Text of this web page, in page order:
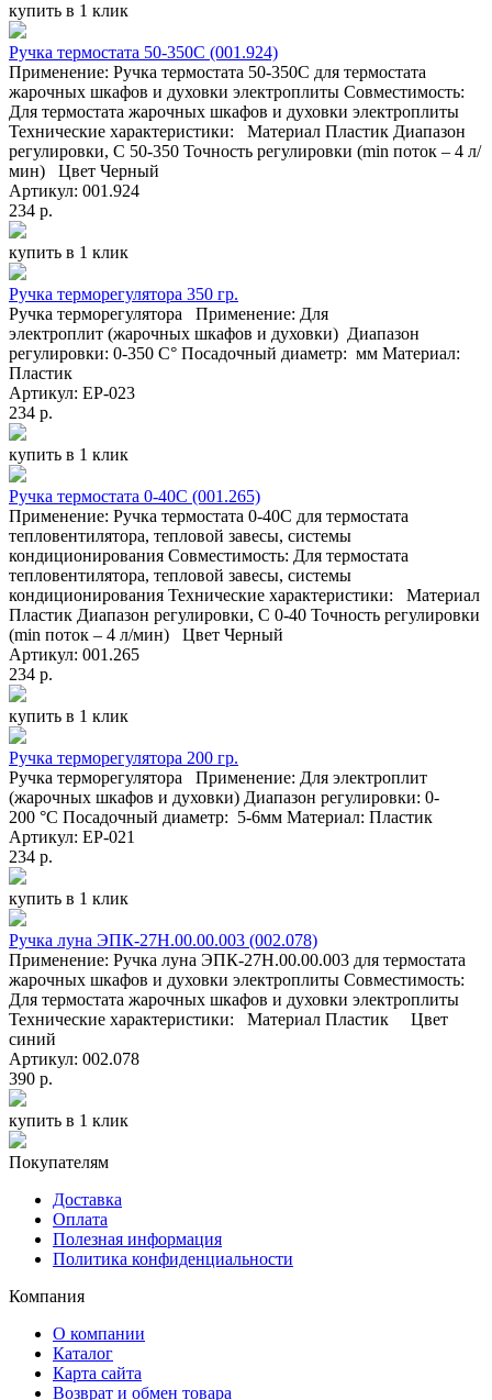
купить в 1 клик
Ручка термостата 50-350С (001.924)
Применение: Ручка термостата 50-350С для термостата
жарочных шкафов и духовки электроплиты Совместимость:
Для термостата жарочных шкафов и духовки электроплиты
Технические характеристики: Материал Пластик Диапазон
регулировки, C 50-350 Точность регулировки (min поток – 4 л/
мин) Цвет Черный
Артикул: 001.924
234 р.
купить в 1 клик
Ручка терморегулятора 350 гр.
Ручка терморегулятора Применение: Для
электроплит (жарочных шкафов и духовки) Диапазон
регулировки: 0-350 C° Посадочный диаметр: мм Материал:
Пластик
Артикул: EP-023
234 р.
купить в 1 клик
Ручка термостата 0-40С (001.265)
Применение: Ручка термостата 0-40С для термостата
тепловентилятора, тепловой завесы, системы
кондиционирования Совместимость: Для термостата
тепловентилятора, тепловой завесы, системы
кондиционирования Технические характеристики: Материал
Пластик Диапазон регулировки, C 0-40 Точность регулировки
(min поток – 4 л/мин) Цвет Черный
Артикул: 001.265
234 р.
купить в 1 клик
Ручка терморегулятора 200 гр.
Ручка терморегулятора Применение: Для электроплит
(жарочных шкафов и духовки) Диапазон регулировки: 0-
200 °C Посадочный диаметр: 5-6мм Материал: Пластик
Артикул: EP-021
234 р.
купить в 1 клик
Ручка луна ЭПК-27Н.00.00.003 (002.078)
Применение: Ручка луна ЭПК-27Н.00.00.003 для термостата
жарочных шкафов и духовки электроплиты Совместимость:
Для термостата жарочных шкафов и духовки электроплиты
Технические характеристики: Материал Пластик Цвет
синий
Артикул: 002.078
390 р.
купить в 1 клик
Покупателям
Доставка
Оплата
Полезная информация
Политика конфиденциальности
Компания
О компании
Каталог
Карта сайта
Возврат и обмен товара